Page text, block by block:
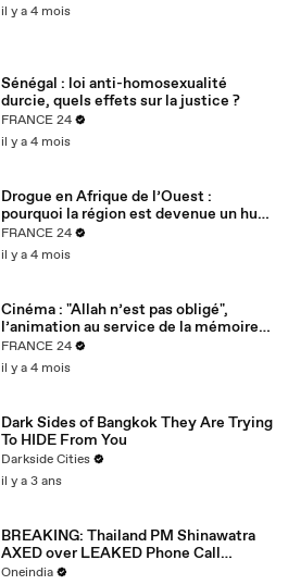
il y a 4 mois
Sénégal : loi anti-homosexualité
durcie, quels effets sur la justice ?
FRANCE 24
il y a 4 mois
Drogue en Afrique de l’Ouest :
pourquoi la région est devenue un hub
mondial
FRANCE 24
il y a 4 mois
Cinéma : "Allah n’est pas obligé",
l’animation au service de la mémoire
des enfants-soldats
FRANCE 24
il y a 4 mois
Dark Sides of Bangkok They Are Trying
To HIDE From You
Darkside Cities
il y a 3 ans
BREAKING: Thailand PM Shinawatra
AXED over LEAKED Phone Call
SCANDAL with Cambodian Presiden
Oneindia